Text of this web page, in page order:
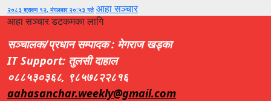
२०८३ श्रावण १२, मंगलवार २०:५३ गते आहा सञ्चार
आहा सञ्चार डटकमका लागि
सञ्चालक/प्रधान सम्पादक : मेगराज खड्का
IT Support: तुलसी दाहाल
०८८५३०३६८, ९८५७८२२८१६
aahasanchar.weekly@gmail.com